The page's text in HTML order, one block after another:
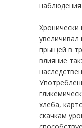
увеличивал
прыщей в
влияние
хлеба,
скачкам